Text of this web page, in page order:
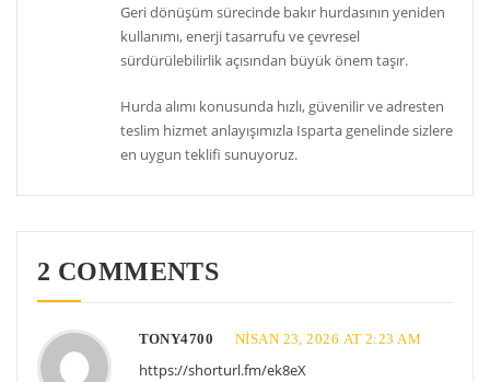
Geri dönüşüm sürecinde bakır hurdasının yeniden
kullanımı, enerji tasarrufu ve çevresel
sürdürülebilirlik açısından büyük önem taşır.
Hurda alımı konusunda hızlı, güvenilir ve adresten
teslim hizmet anlayışımızla Isparta genelinde sizlere
en uygun teklifi sunuyoruz.
2 COMMENTS
TONY4700 NISAN 23, 2026 AT 2:23 AM
https://shorturl.fm/ek8eX